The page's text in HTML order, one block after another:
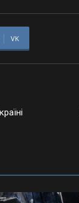
VK